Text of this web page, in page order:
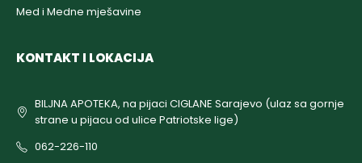
Med i Medne mješavine
KONTAKT I LOKACIJA
BILJNA APOTEKA, na pijaci CIGLANE Sarajevo (ulaz sa gornje
strane u pijacu od ulice Patriotske lige)
062-226-110